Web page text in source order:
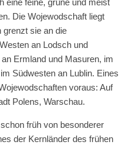
eine feine, grüne und meist
Die Wojewodschaft liegt
grenzt sie an die
an Lodsch und
Ermland und Masuren, im
Südwesten an Lublin. Eines
voraus: Auf
Polens, Warschau.
früh von besonderer
der Kernländer des frühen